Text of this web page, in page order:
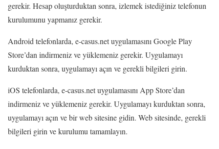
gerekir. Hesap oluşturduktan sonra, izlemek istediğiniz telefonun
kurulumunu yapmanız gerekir.
Android telefonlarda, e-casus.net uygulamasını Google Play
Store’dan indirmeniz ve yüklemeniz gerekir. Uygulamayı
kurduktan sonra, uygulamayı açın ve gerekli bilgileri girin.
iOS telefonlarda, e-casus.net uygulamasını App Store’dan
indirmeniz ve yüklemeniz gerekir. Uygulamayı kurduktan sonra,
uygulamayı açın ve bir web sitesine gidin. Web sitesinde, gerekli
bilgileri girin ve kurulumu tamamlayın.